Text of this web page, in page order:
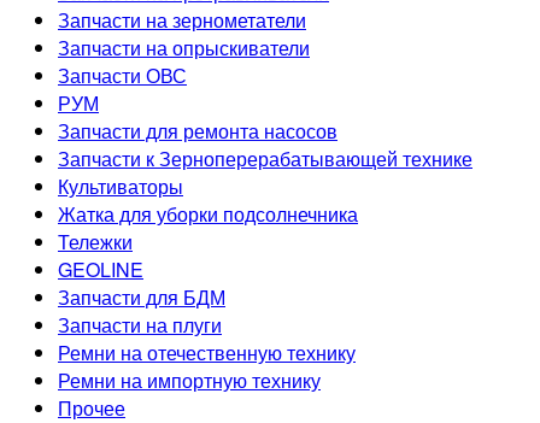
Запчасти на зернометатели
Запчасти на опрыскиватели
Запчасти ОВС
РУМ
Запчасти для ремонта насосов
Запчасти к Зерноперерабатывающей технике
Культиваторы
Жатка для уборки подсолнечника
Тележки
GEOLINE
Запчасти для БДМ
Запчасти на плуги
Ремни на отечественную технику
Ремни на импортную технику
Прочее